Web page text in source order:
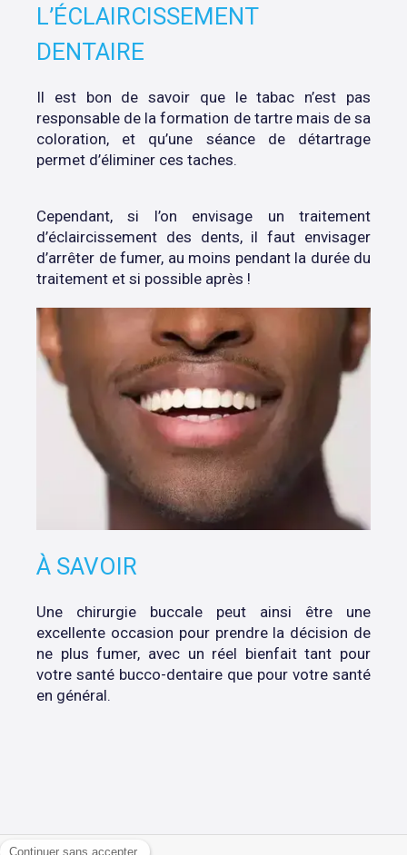
L’ÉCLAIRCISSEMENT
DENTAIRE
Il est bon de savoir que le tabac n’est pas
responsable de la formation de tartre mais de sa
coloration, et qu’une séance de détartrage
permet d’éliminer ces taches.
Cependant, si l’on envisage un traitement
d’éclaircissement des dents, il faut envisager
d’arrêter de fumer, au moins pendant la durée du
traitement et si possible après !
À SAVOIR
Une chirurgie buccale peut ainsi être une
excellente occasion pour prendre la décision de
ne plus fumer, avec un réel bienfait tant pour
votre santé bucco-dentaire que pour votre santé
en général.